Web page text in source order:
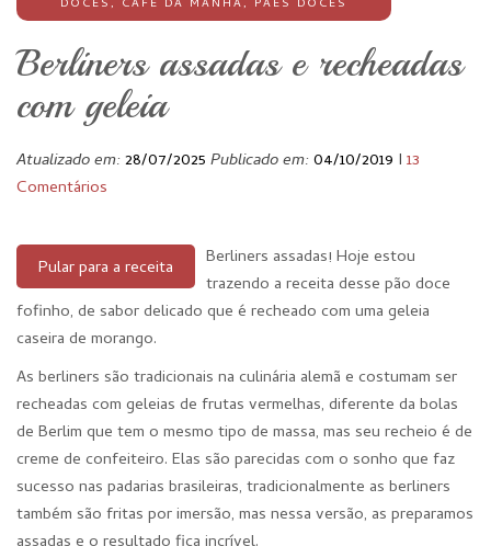
DOCES, CAFÉ DA MANHÃ, PÃES DOCES
Berliners assadas e recheadas
com geleia
Atualizado em:28/07/2025 Publicado em:04/10/2019 I 13
Comentários
Pular para a receita
Berliners assadas! Hoje estou
trazendo a receita desse pão doce
fofinho, de sabor delicado que é recheado com uma geleia
caseira de morango.
As berliners são tradicionais na culinária alemã e costumam ser
recheadas com geleias de frutas vermelhas, diferente da bolas
de Berlim que tem o mesmo tipo de massa, mas seu recheio é de
creme de confeiteiro. Elas são parecidas com o sonho que faz
sucesso nas padarias brasileiras, tradicionalmente as berliners
também são fritas por imersão, mas nessa versão, as preparamos